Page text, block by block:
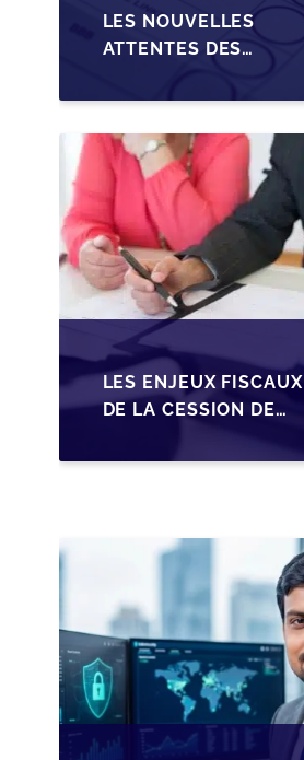
LES NOUVELLES
ATTENTES DES
TRANSMISSION DES
PME BELGES
LES ENJEUX FISCAUX
DE LA CESSION DE
LES DIRIGEANTS DE